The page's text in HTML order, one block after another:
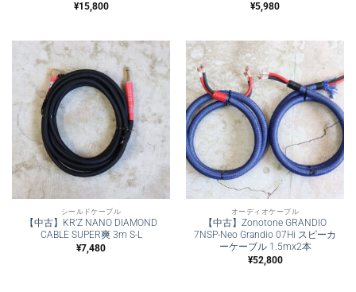
¥15,800
¥5,980
シールドケーブル
【中古】KR’Z NANO DIAMOND
CABLE SUPER爽 3m S-L
¥7,480
オーディオケーブル
【中古】Zonotone GRANDIO
7NSP-Neo Grandio 07Hi スピーカ
ーケーブル 1.5mx2本
¥52,800